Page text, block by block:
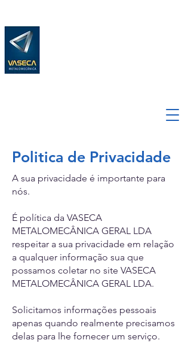
Politica de Privacidade
A sua privacidade é importante para
nós.
É política da VASECA
METALOMECÂNICA GERAL LDA
respeitar a sua privacidade em relação
a qualquer informação sua que
possamos coletar no site VASECA
METALOMECÂNICA GERAL LDA.
Solicitamos informações pessoais
apenas quando realmente precisamos
delas para lhe fornecer um serviço.